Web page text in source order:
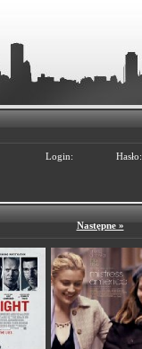
Login:
Hasło:
Następne »